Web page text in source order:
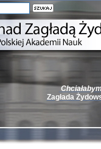
Zagłada